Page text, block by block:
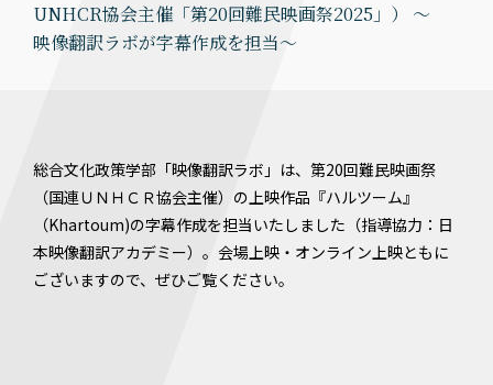
UNHCR協会主催「第20回難民映画祭2025」） ～
映像翻訳ラボが字幕作成を担当～
総合文化政策学部「映像翻訳ラボ」は、第20回難民映画祭
（国連ＵＮＨＣＲ協会主催）の上映作品『ハルツーム』
（Khartoum)の字幕作成を担当いたしました（指導協力：日
本映像翻訳アカデミー）。会場上映・オンライン上映ともに
ございますので、ぜひご覧ください。